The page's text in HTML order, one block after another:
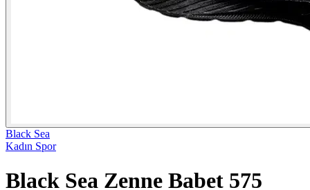
Black Sea
Kadın Spor
Black Sea Zenne Babet 575